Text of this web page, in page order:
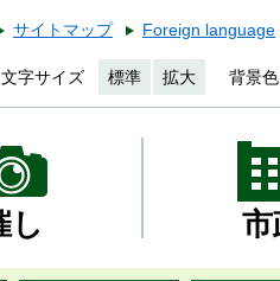
サイトマップ Foreign language
文字サイズ 標準 拡大 背景色
し 市